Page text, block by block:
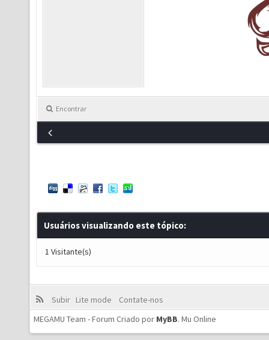
Encontrar
Usuários visualizando este tópico:
1 Visitante(s)
Subir Lite mode
Contate-nos
MEGAMU Team - Forum Criado por MyBB. Mu Online